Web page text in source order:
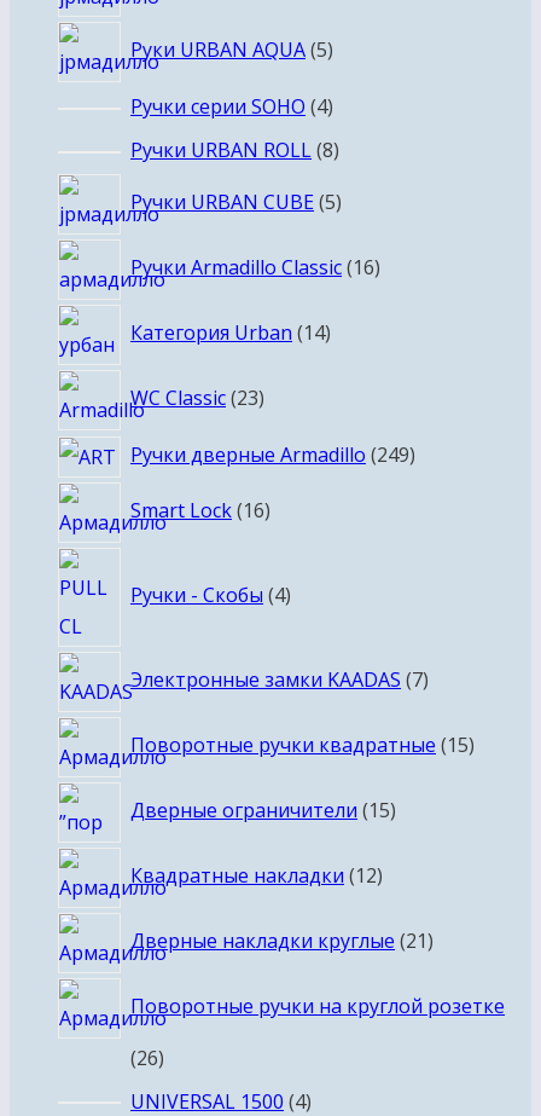
Руки URBAN AQUA 55
Ручки серии SOHO 44
товара
Ручки URBAN ROLL 88
Ручки URBAN CUBE 55
Ручки Armadillo Classic 1616
Категория Urban 1414
WC Classic 2323
Ручки дверные Armadillo 249249
Smart Lock 1616
Ручки - Скобы 4товара
Электронные замки KAADAS 77
Поворотные ручки квадратные 1515
Дверные ограничители 1515
Квадратные накладки 1212
Дверные накладки круглые 2121
Поворотные ручки на круглой розетке
2626
товаров
UNIVERSAL 1500 44